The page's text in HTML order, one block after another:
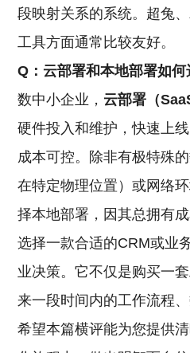
段映射关系的系统。超兔
工具方面通常比较友好。
Q：云部署和本地部署如何
数中小企业， 云部署（
硬件投入和维护，快速上
成本可控。除非有极特殊
在特定物理位置）或网络
择本地部署，因其总拥有成
选择一款合适的CRM或业
业决策。它不仅是购买一
来一段时间内的工作流程
希望本篇横评能为您提供